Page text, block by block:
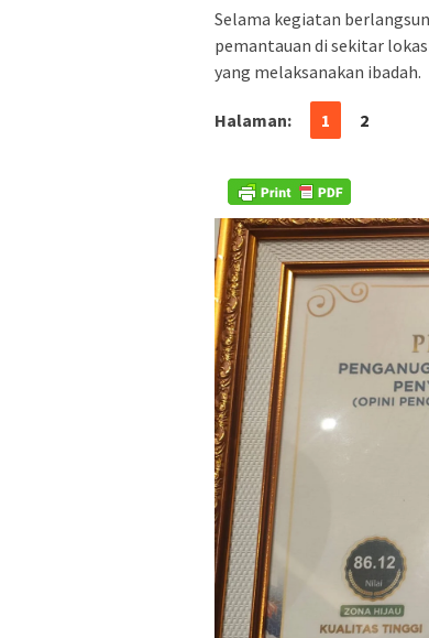
Selama kegiatan
pemantauan di sekitar
yang melaksanakan ibadah.
Halaman: 1 2